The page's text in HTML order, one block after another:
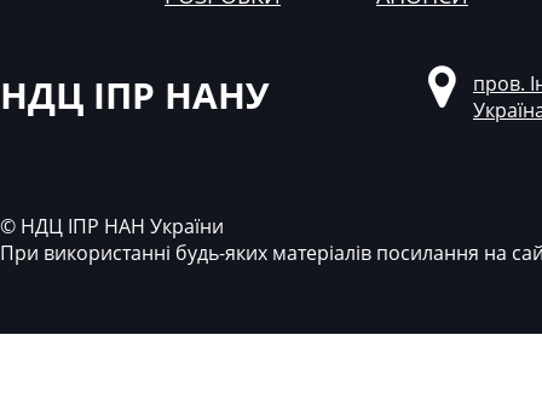
НДЦ ІПР НАНУ
пров.
© НДЦ ІПР НАН України
При використанні будь-яких матеріалів посилання на